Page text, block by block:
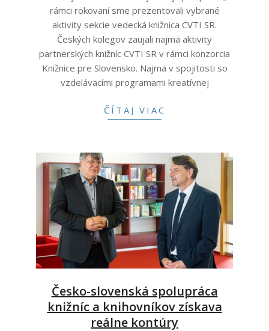
rámci rokovaní sme prezentovali vybrané
aktivity sekcie vedecká knižnica CVTI SR.
Českých kolegov zaujali najmä aktivity
partnerských knižníc CVTI SR v rámci konzorcia
Knižnice pre Slovensko. Najmä v spojitosti so
vzdelávacími programami kreatívnej
ČÍTAJ VIAC
Česko-slovenská spolupráca
knižníc a knihovníkov získava
reálne kontúry